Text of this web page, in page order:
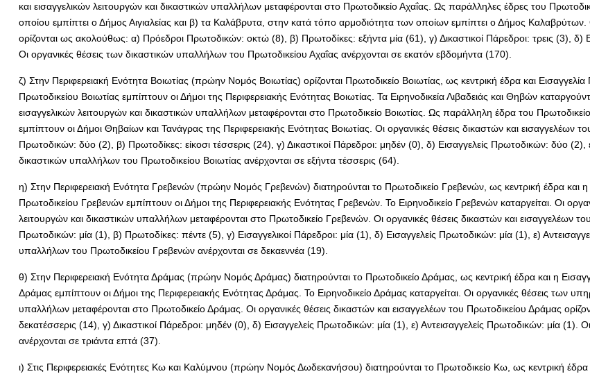
και εισαγγελικών λειτουργών και δικαστικών υπαλλήλων μεταφέρονται στο Πρωτοδικείο Αχαΐας. Ως παράλληλες έδρες του
οποίου εμπίπτει ο Δήμος Αιγιαλείας και β) τα Καλάβρυτα, στην κατά τόπο αρμοδιότητα των οποίων εμπίπτει ο Δήμος Καλαβρύτων.
ορίζονται ως ακολούθως: α) Πρόεδροι Πρωτοδικών: οκτώ (8), β) Πρωτοδίκες: εξήντα μία (61), γ) Δικαστικοί Πάρεδροι: τρεις (3), δ)
Οι οργανικές θέσεις των δικαστικών υπαλλήλων του Πρωτοδικείου Αχαΐας ανέρχονται σε εκατόν εβδομήντα (170).
ζ) Στην Περιφερειακή Ενότητα Βοιωτίας (πρώην Νομός Βοιωτίας) ορίζονται Πρωτοδικείο Βοιωτίας, ως κεντρική έδρα και
Πρωτοδικείου Βοιωτίας εμπίπτουν οι Δήμοι της Περιφερειακής Ενότητας Βοιωτίας. Τα Ειρηνοδικεία Λιβαδειάς και Θηβών
εισαγγελικών λειτουργών και δικαστικών υπαλλήλων μεταφέρονται στο Πρωτοδικείο Βοιωτίας. Ως παράλληλη έδρα του
εμπίπτουν οι Δήμοι Θηβαίων και Τανάγρας της Περιφερειακής Ενότητας Βοιωτίας. Οι οργανικές θέσεις δικαστών και εισαγγελέων
Πρωτοδικών: δύο (2), β) Πρωτοδίκες: είκοσι τέσσερις (24), γ) Δικαστικοί Πάρεδροι: μηδέν (0), δ) Εισαγγελείς Πρωτοδικών: δύο (2),
δικαστικών υπαλλήλων του Πρωτοδικείου Βοιωτίας ανέρχονται σε εξήντα τέσσερις (64).
η) Στην Περιφερειακή Ενότητα Γρεβενών (πρώην Νομός Γρεβενών) διατηρούνται το Πρωτοδικείο Γρεβενών, ως κεντρική έδρα και
Πρωτοδικείου Γρεβενών εμπίπτουν οι Δήμοι της Περιφερειακής Ενότητας Γρεβενών. Το Ειρηνοδικείο Γρεβενών καταργείται. Οι
λειτουργών και δικαστικών υπαλλήλων μεταφέρονται στο Πρωτοδικείο Γρεβενών. Οι οργανικές θέσεις δικαστών και εισαγγελέων
Πρωτοδικών: μία (1), β) Πρωτοδίκες: πέντε (5), γ) Εισαγγελικοί Πάρεδροι: μία (1), δ) Εισαγγελείς Πρωτοδικών: μία (1), ε)
υπαλλήλων του Πρωτοδικείου Γρεβενών ανέρχονται σε δεκαεννέα (19).
θ) Στην Περιφερειακή Ενότητα Δράμας (πρώην Νομός Δράμας) διατηρούνται το Πρωτοδικείο Δράμας, ως κεντρική έδρα και η
Δράμας εμπίπτουν οι Δήμοι της Περιφερειακής Ενότητας Δράμας. Το Ειρηνοδικείο Δράμας καταργείται. Οι οργανικές θέσεις των
υπαλλήλων μεταφέρονται στο Πρωτοδικείο Δράμας. Οι οργανικές θέσεις δικαστών και εισαγγελέων του Πρωτοδικείου Δράμας
δεκατέσσερις (14), γ) Δικαστικοί Πάρεδροι: μηδέν (0), δ) Εισαγγελείς Πρωτοδικών: μία (1), ε) Αντεισαγγελείς Πρωτοδικών: μία
ανέρχονται σε τριάντα επτά (37).
ι) Στις Περιφερειακές Ενότητες Κω και Καλύμνου (πρώην Νομός Δωδεκανήσου) διατηρούνται το Πρωτοδικείο Κω, ως κεντρική